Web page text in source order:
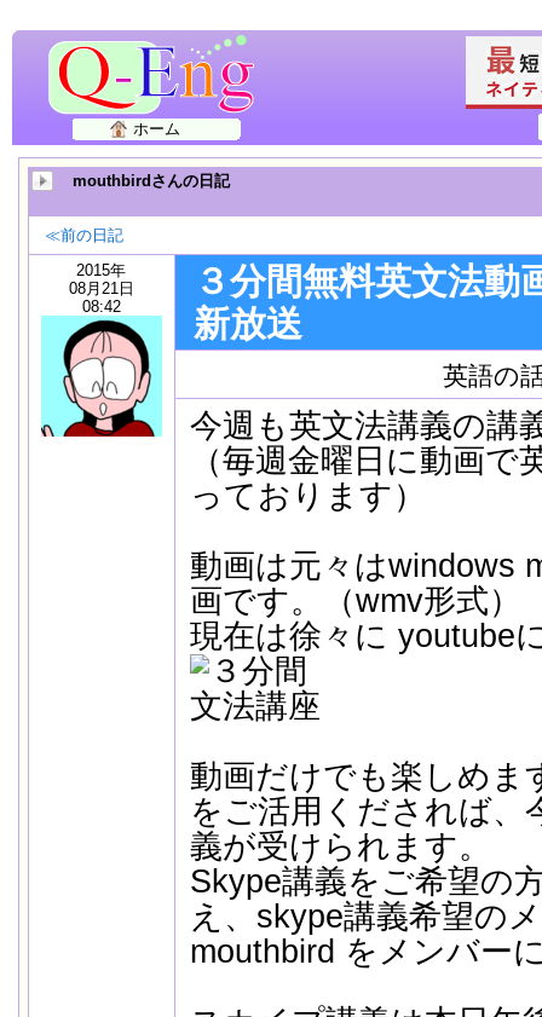
ホーム
mouthbirdさんの日記
≪前の日記
2015年
08月21日
08:42
３分間無料英文法動
新放送
英語の
今週も英文法講義の講
（毎週金曜日に動画で
っております）
動画は元々はwindows
画です。（wmv形式）
現在は徐々に youtube
動画だけでも楽しめま
をご活用くだされば、
義が受けられます。
Skype講義をご希望の
え、skype講義希望の
mouthbird をメンバー